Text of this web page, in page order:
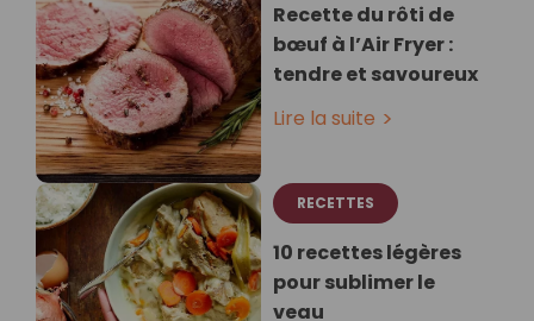
Recette du rôti de
bœuf à l’Air Fryer :
tendre et savoureux
Lire la suite
RECETTES
10 recettes légères
pour sublimer le
veau